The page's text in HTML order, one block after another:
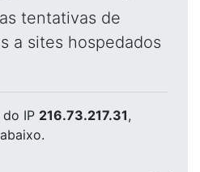
tentativas de
a sites hospedados
do IP 216.73.217.31,